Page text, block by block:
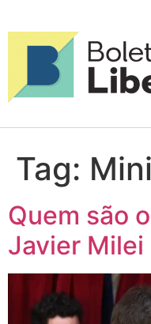
Tag:
Quem são
Javier